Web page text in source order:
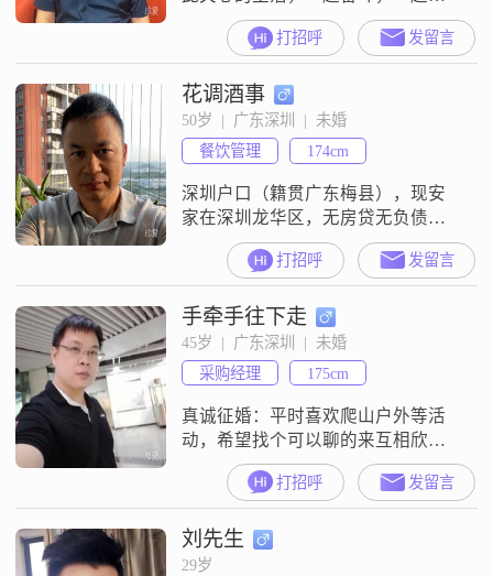
力。希望寻找到人生合作伙伴。婚
姻不是头脑发热的爱情，还是需要
建立在彼此的增益，让将来更加美
好。
打招呼 发留言
花调酒事
50岁  |  广东深圳  |  未婚
餐饮管理
174cm
深圳户口（籍贯广东梅县），现安
家在深圳龙华区，无房贷无负债，
自己一个人住。年轻时任职于深圳
某餐饮连锁公司，全国各地出差把
自己的终身大事耽误了，现在不跑
了，在卖自已发明的调酒机（实用
新型专利）。
打招呼 发留言
手牵手往下走
45岁  |  广东深圳  |  未婚
采购经理
175cm
真诚征婚：平时喜欢爬山户外等活
动，希望找个可以聊的来互相欣赏
的人！
打招呼 发留言
刘先生
29岁